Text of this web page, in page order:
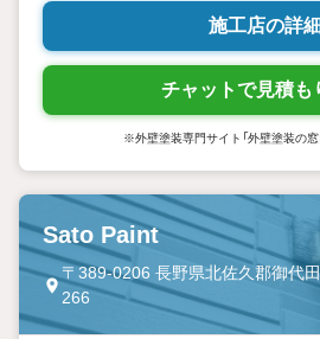
施工店の詳細
チャットで見積も
※外壁塗装専門サイト「外壁塗装の窓
Sato Paint
〒389-0206 長野県北佐久郡御代
266